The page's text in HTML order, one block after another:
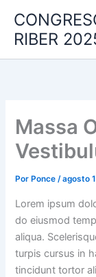
contenido
RIBER
Massa
Por Ponce/agosto
Lorem ipsum
do eiusmod
aliqua.
turpis cursus in
tincidunt tortor